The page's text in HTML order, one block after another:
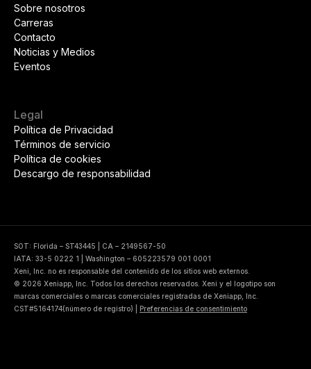
Sobre nosotros
Carreras
Contacto
Noticias y Medios
Eventos
Legal
Política de Privacidad
Términos de servicio
Política de cookies
Descargo de responsabilidad
SOT: Florida – ST43445 | CA – 2149567-50
IATA: 33-5 0222 1 | Washington – 605223579 001 0001
Xeni, Inc. no es responsable del contenido de los sitios web externos.
© 2026 Xeniapp, Inc. Todos los derechos reservados. Xeni y el logotipo son
marcas comerciales o marcas comerciales registradas de Xeniapp, Inc.
CST#5164174(número de registro)
Preferencias de consentimiento